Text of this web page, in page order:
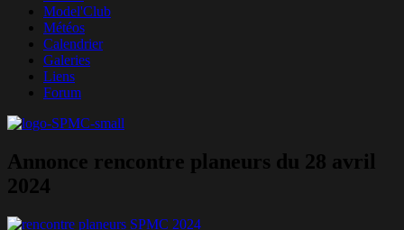
Model'Club
Météos
Calendrier
Galeries
Liens
Forum
Annonce rencontre planeurs du 28 avril
2024